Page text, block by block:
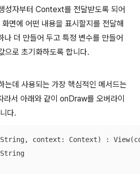
성자부터 Context를 전달받도록 되어
면에 어떤 내용을 표시할지를 전달해
더 만들어 두고 특정 변수를 만들어
으로 초기화하도록 합니다.
는데 사용되는 가장 핵심적인 메서드는
서 아래와 같이 onDraw를 오버라이
다.
context: Context) :